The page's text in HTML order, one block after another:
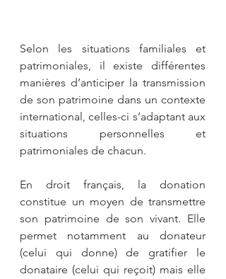
Selon les situations familiales et
patrimoniales, il existe différentes
manières d’anticiper la transmission
de son patrimoine dans un contexte
international, celles-ci s’adaptant aux
situations personnelles et
patrimoniales de chacun.
En droit français, la donation
constitue un moyen de transmettre
son patrimoine de son vivant. Elle
permet notamment au donateur
(celui qui donne) de gratifier le
donataire (celui qui reçoit) mais elle